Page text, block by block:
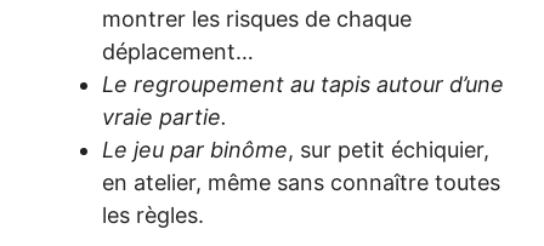
montrer les risques de chaque
déplacement…
Le regroupement au tapis autour d’une
vraie partie.
Le jeu par binôme, sur petit échiquier,
en atelier, même sans connaître toutes
les règles.